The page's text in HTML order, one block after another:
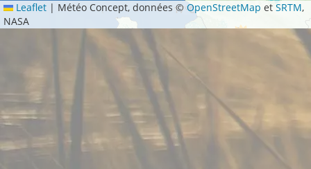
17°C
Leaflet | Météo Concept, données ©OpenStreetMap etSRTM,
NASA